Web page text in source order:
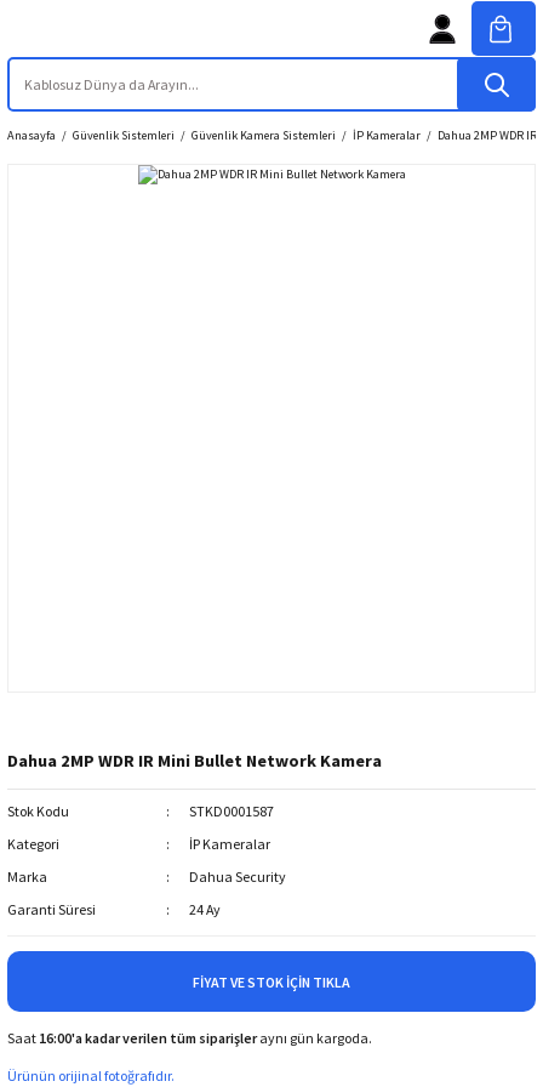
Anasayfa Güvenlik Sistemleri Güvenlik Kamera Sistemleri İP Kameralar Dahua 2MP WDR
Dahua 2MP WDR IR Mini Bullet Network Kamera
Stok Kodu
STKD0001587
Kategori
İP Kameralar
Marka
Dahua Security
Garanti Süresi
24 Ay
FIYAT VE STOK İÇIN TIKLA
Saat 16:00'a kadar verilen tüm siparişleraynı gün kargoda.
Ürünün orijinal fotoğrafıdır.